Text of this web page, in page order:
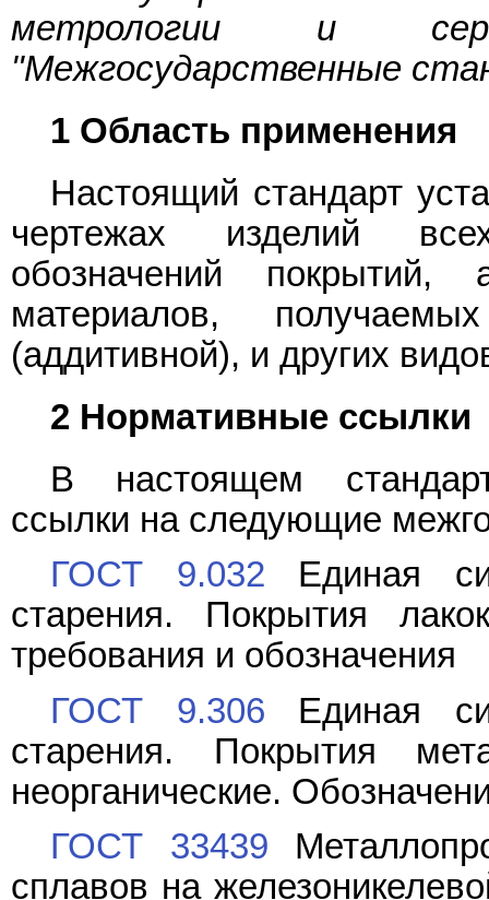
метрологии и
"Межгосударственные
1 Область применения
Настоящий стандарт
чертежах изделий
обозначений покрытий,
материалов,
(аддитивной), и других
2 Нормативные ссылки
В настоящем
ссылки на следующие
ГОСТ 9.032 Единая
старения. Покрытия
требования и обозначения
ГОСТ 9.306 Единая
старения. Покрытия
неорганические.
ГОСТ 33439
сплавов на